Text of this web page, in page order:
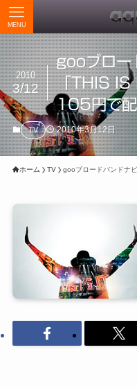
MENU
gooブロー
「THIS IS
105円で
2010
3/12
TV 2010年3月12日
ホーム TV gooブロードバンドナ